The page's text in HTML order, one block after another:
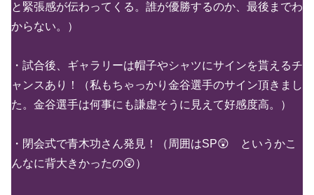
と緊張感が伝わってくる。誰が優勝するのか、最後までわ
からない。）
・試合後、ギャラリーは帽子やシャツにサインを貰えるチ
ャンスあり！（私もちゃっかり金谷選手のサイン頂きまし
た。金谷選手は何事にも謙虚そうに見えて好感度高。）
・閉会式で青木功さん発見！（周囲はSP😲 というかこ
んなに背大きかったの😲）